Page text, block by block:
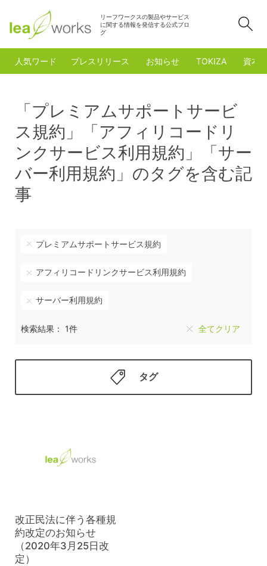
リーフワークスの製品やサービス
に関する情報を発信する公式ブロ
グ
人気ワード プレスリリース お知らせ TOKIZA 資本
「プレミアムサポートサービ
ス規約」「アフィリコードリ
ンクサービス利用規約」「サー
バー利用規約」のタグを含む記
事
プレミアムサポートサービス規約
アフィリコードリンクサービス利用規約
サーバー利用規約
検索結果： 1件 全てクリア
タグ
改正民法に伴う各種規
約改定のお知らせ
（2020年3月25日改
定）